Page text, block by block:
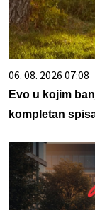
06. 08. 2026 07:08
Evo u kojim
kompletan